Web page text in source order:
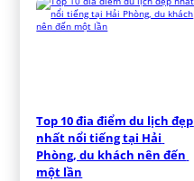
Top 10 đia điểm du lịch đẹp
nhất nổi tiếng tại Hải
Phòng, du khách nên đến
một lần